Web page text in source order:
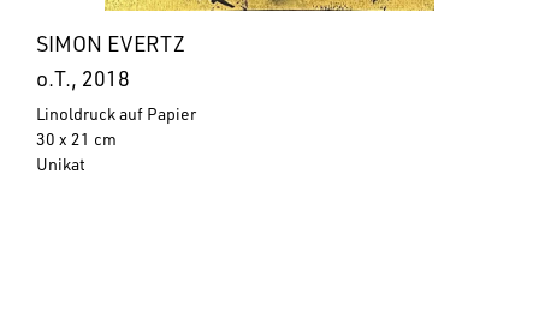
SIMON EVERTZ
o.T., 2018
Linoldruck auf Papier
30 x 21 cm
Unikat